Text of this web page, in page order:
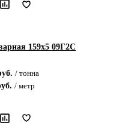
159х5 09Г2С
/ тонна
/ метр